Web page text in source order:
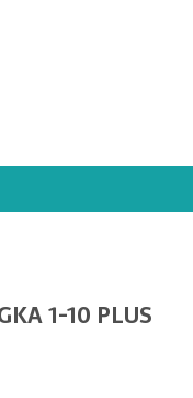
1-10 PLUS